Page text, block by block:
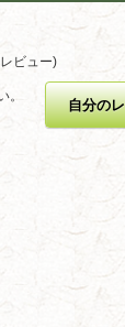
ビュー)
。
自分の